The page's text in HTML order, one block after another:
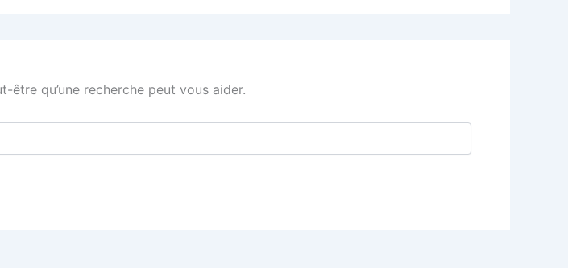
être qu’une recherche peut vous aider.